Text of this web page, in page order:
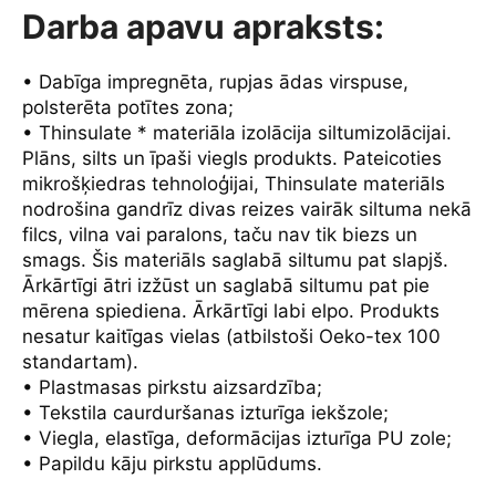
Darba apavu apraksts:
• Dabīga impregnēta, rupjas ādas virspuse,
polsterēta potītes zona;
• Thinsulate * materiāla izolācija siltumizolācijai.
Plāns, silts un īpaši viegls produkts. Pateicoties
mikrošķiedras tehnoloģijai, Thinsulate materiāls
nodrošina gandrīz divas reizes vairāk siltuma nekā
filcs, vilna vai paralons, taču nav tik biezs un
smags. Šis materiāls saglabā siltumu pat slapjš.
Ārkārtīgi ātri izžūst un saglabā siltumu pat pie
mērena spiediena. Ārkārtīgi labi elpo. Produkts
nesatur kaitīgas vielas (atbilstoši Oeko-tex 100
standartam).
• Plastmasas pirkstu aizsardzība;
• Tekstila caurduršanas izturīga iekšzole;
• Viegla, elastīga, deformācijas izturīga PU zole;
• Papildu kāju pirkstu applūdums.